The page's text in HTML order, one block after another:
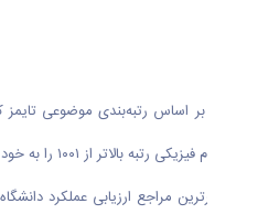
که از جمله معتبرترین مراجع ارزیابی